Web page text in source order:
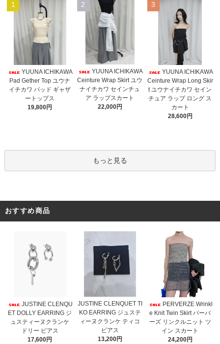
1
YUUNA ICHIKAWA
Pad Gether Top ユウナ
イチカワ パッド ギャザ
ートップス
19,800円
2
YUUNA ICHIKAWA
Ceinture Wrap Skirt ユウ
ナイチカワ セインチュ
ア ラップスカート
22,000円
3
YUUNA ICHIKAWA
Ceinture Wrap Long Skir
t ユウナイチカワ セイン
チュア ラップ ロング ス
カート
28,600円
もっと見る
おすすめ商品
JUSTINE CLENQU
ET DOLLY EARRING ジ
ュスティーヌクランケ
ドリー ピアス
17,600円
JUSTINE CLENQUET TI
KO EARRING ジュステ
ィーヌクランケ ティコ
ピアス
13,200円
PERVERZE Wrinkl
e Knit Twin Skirt パーバ
ーズ リンクルニット ツ
イン スカート
24,200円